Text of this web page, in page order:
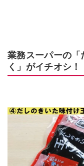
業務スーパーの「
く」がイチオシ！